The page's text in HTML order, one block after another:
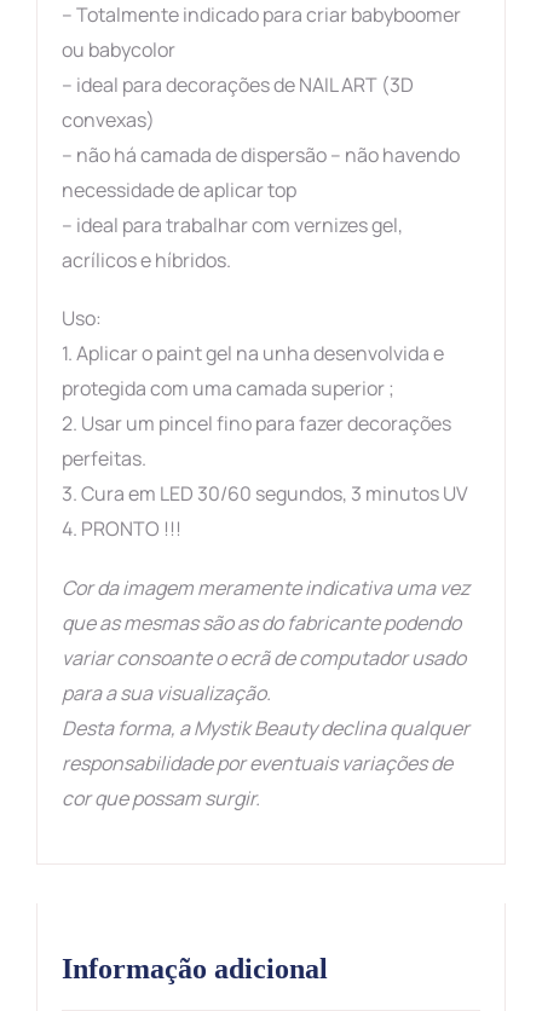
– Totalmente indicado para criar babyboomer
ou babycolor
– ideal para decorações de NAIL ART (3D
convexas)
– não há camada de dispersão – não havendo
necessidade de aplicar top
– ideal para trabalhar com vernizes gel,
acrílicos e híbridos.
Uso:
1. Aplicar o paint gel na unha desenvolvida e
protegida com uma camada superior ;
2. Usar um pincel fino para fazer decorações
perfeitas.
3. Cura em LED 30/60 segundos, 3 minutos UV
4. PRONTO !!!
Cor da imagem meramente indicativa uma vez
que as mesmas são as do fabricante podendo
variar consoante o ecrã de computador usado
para a sua visualização.
Desta forma, a Mystik Beauty declina qualquer
responsabilidade por eventuais variações de
cor que possam surgir.
Informação adicional